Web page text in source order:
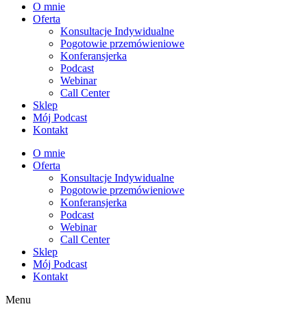
O mnie
Oferta
Konsultacje Indywidualne
Pogotowie przemówieniowe
Konferansjerka
Podcast
Webinar
Call Center
Sklep
Mój Podcast
Kontakt
O mnie
Oferta
Konsultacje Indywidualne
Pogotowie przemówieniowe
Konferansjerka
Podcast
Webinar
Call Center
Sklep
Mój Podcast
Kontakt
Menu